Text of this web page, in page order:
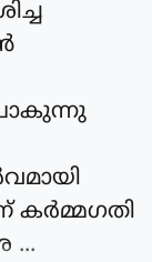
കർമ്മഗതി
...